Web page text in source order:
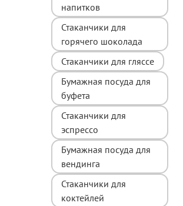
напитков
Стаканчики для
горячего шоколада
Стаканчики для гляссе
Бумажная посуда для
буфета
Стаканчики для
эспрессо
Бумажная посуда для
вендинга
Стаканчики для
коктейлей